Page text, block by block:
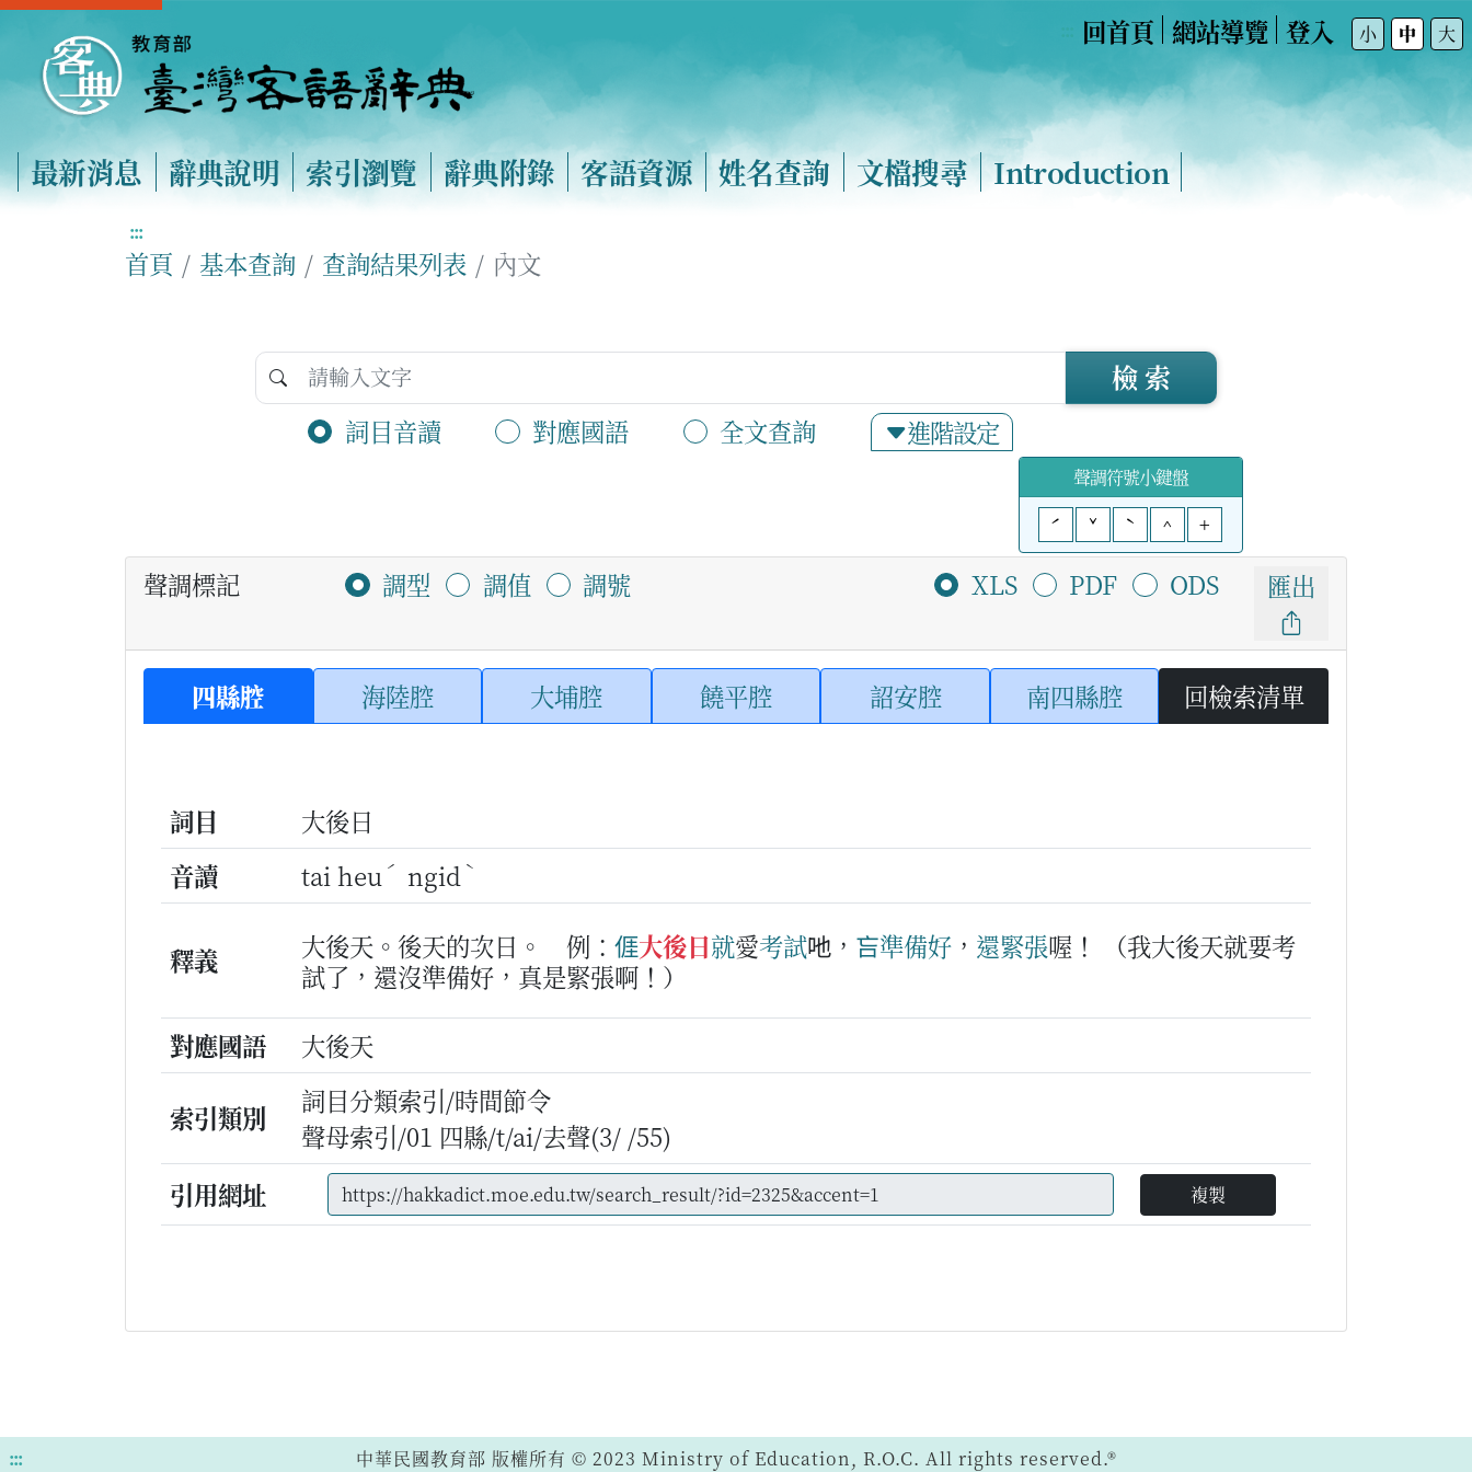
回首頁 網站導覽 登入 小 中 大
最新消息 辭典說明 索引瀏覽 辭典附錄 客語資源 姓名查詢 文檔搜尋 Introduction
:::
首頁 基本查詢 查詢結果列表 內文
詞目音讀 對應國語 全文查詢 進階設定
檢 索
聲調符號小鍵盤
ˊ
ˇ ˋ ^ +
聲調標記 調型 調值 調號 XLS PDF ODS 匯出
四縣腔 海陸腔 大埔腔 饒平腔 詔安腔 南四縣腔 回檢索清單
詞目
大後日
音讀
tai heu ˊ ngid ˋ
釋義 大後天。後天的次日。 例： 𠊎大後日就愛考試吔， 吂準備好 ， 還緊張喔！
（我大後天就要考
試了，還沒準備好，真是緊張啊！）
對應國語
大後天
索引類別
詞目分類索引/時間節令
聲母索引/01 四縣/t/ai/去聲(3/ /55)
引用網址
複製
::: 中華民國教育部 版權所有 © 2023 Ministry of Education, R.O.C. All rights reserved.®